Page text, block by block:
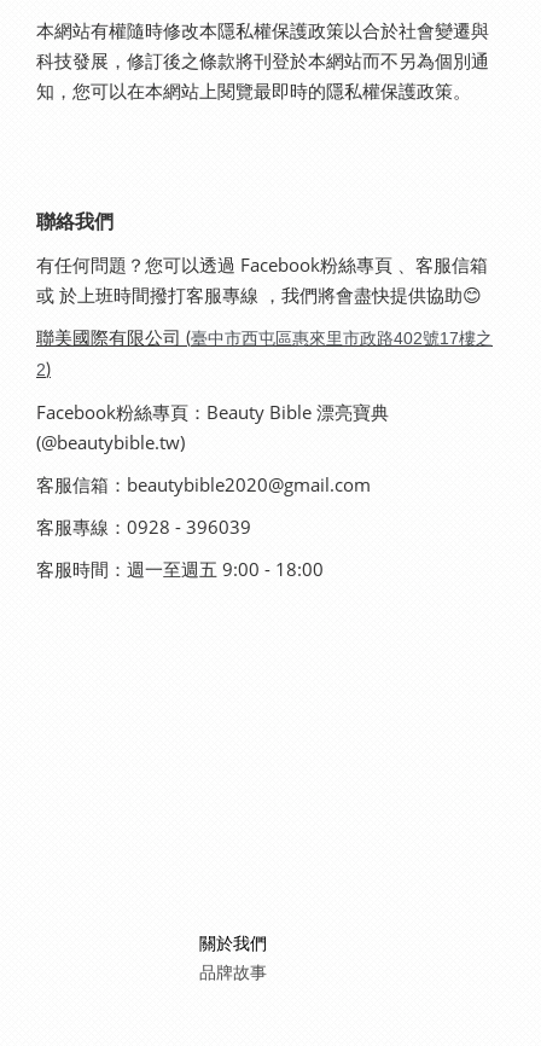
本網站有權隨時修改本隱私權保護政策以合於社會變遷與
科技發展，修訂後之條款將刊登於本網站而不另為個別通
知，您可以在本網站上閱覽最即時的隱私權保護政策。
聯絡我們
有任何問題？您可以透過 Facebook粉絲專頁 、客服信箱
或 於上班時間撥打客服專線 ，我們將會盡快提供協助😊
聯美國際有限公司 (臺中市西屯區惠來里市政路402號17樓之
2)
Facebook粉絲專頁：Beauty Bible 漂亮寶典
(@beautybible.tw)
客服信箱：beautybible2020@gmail.com
客服專線：0928 - 396039
客服時間：週一至週五 9:00 - 18:00
關於我們
品牌故事